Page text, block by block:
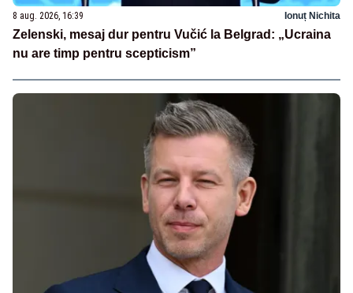
8 aug. 2026, 16:39 Ionuț Nichita
Zelenski, mesaj dur pentru Vučić la Belgrad: „Ucraina
nu are timp pentru scepticism”